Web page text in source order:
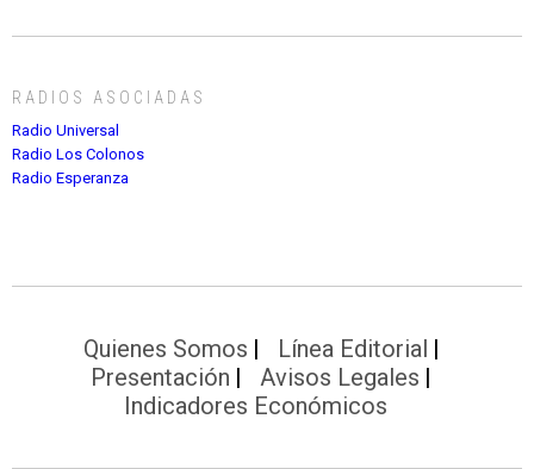
RADIOS ASOCIADAS
Radio Universal
Radio Los Colonos
Radio Esperanza
Quienes Somos
Línea Editorial
Presentación
Avisos Legales
Indicadores Económicos